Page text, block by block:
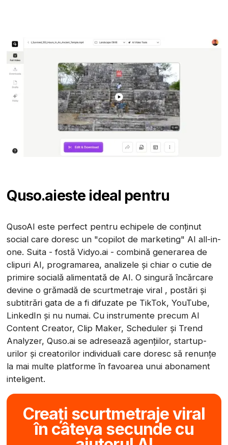
Quso.aieste ideal pentru
QusoAI este perfect pentru echipele de conținut
social care doresc un "copilot de marketing" AI all-in-
one. Suita - fostă Vidyo.ai - combină generarea de
clipuri AI, programarea, analizele și chiar o cutie de
primire socială alimentată de AI. O singură încărcare
devine o grămadă de scurtmetraje viral , postări și
subtitrări gata de a fi difuzate pe TikTok, YouTube,
LinkedIn și nu numai. Cu instrumente precum AI
Content Creator, Clip Maker, Scheduler și Trend
Analyzer, Quso.ai se adresează agențiilor, startup-
urilor și creatorilor individuali care doresc să renunțe
la mai multe platforme în favoarea unui abonament
inteligent.
Creați scurtmetraje viral
în câteva secunde cu